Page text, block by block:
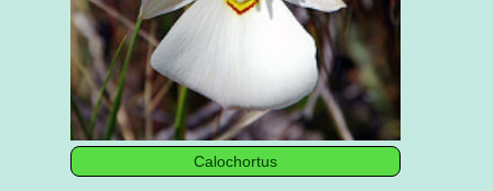
Calochortus